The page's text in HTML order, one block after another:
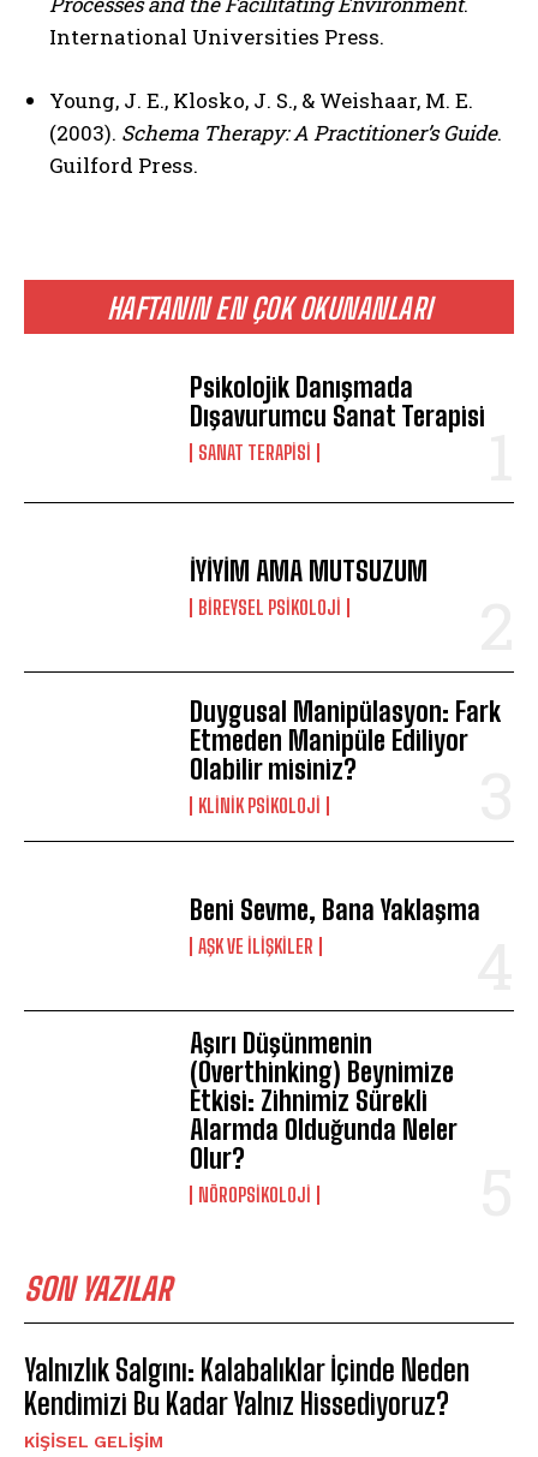
HAFTANIN EN ÇOK OKUNANLARI
Psikolojik Danışmada
Dışavurumcu Sanat Terapisi
SANAT TERAPISI
İYİYİM AMA MUTSUZUM
BIREYSEL PSIKOLOJI
Duygusal Manipülasyon: Fark
Etmeden Manipüle Ediliyor
Olabilir misiniz?
KLINIK PSIKOLOJI
Beni Sevme, Bana Yaklaşma
AŞK VE İLIŞKILER
Aşırı Düşünmenin
(Overthinking) Beynimize
Etkisi: Zihnimiz Sürekli
Alarmda Olduğunda Neler
Olur?
NÖROPSIKOLOJI
SON YAZILAR
Yalnızlık Salgını: Kalabalıklar İçinde Neden
Kendimizi Bu Kadar Yalnız Hissediyoruz?
KIŞISEL GELIŞIM
International Universities Press.
Young, J. E., Klosko, J. S., & Weishaar, M. E.
(2003). Schema Therapy: A Practitioner’s Guide.
Guilford Press.